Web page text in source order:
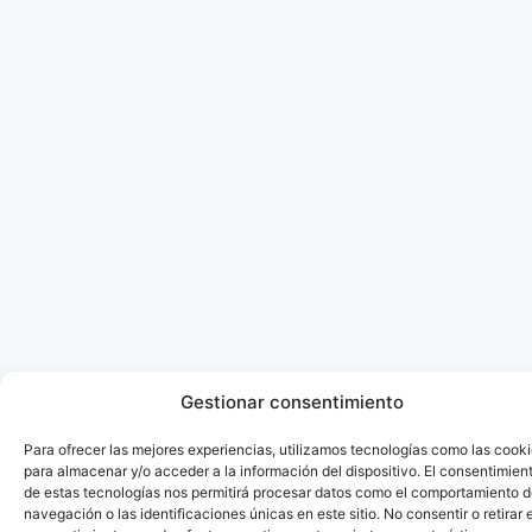
Gestionar consentimiento
Para ofrecer las mejores experiencias, utilizamos tecnologías como las
para almacenar y/o acceder a la información del dispositivo. El
de estas tecnologías nos permitirá procesar datos como el comportamiento
navegación o las identificaciones únicas en este sitio. No consentir o retirar